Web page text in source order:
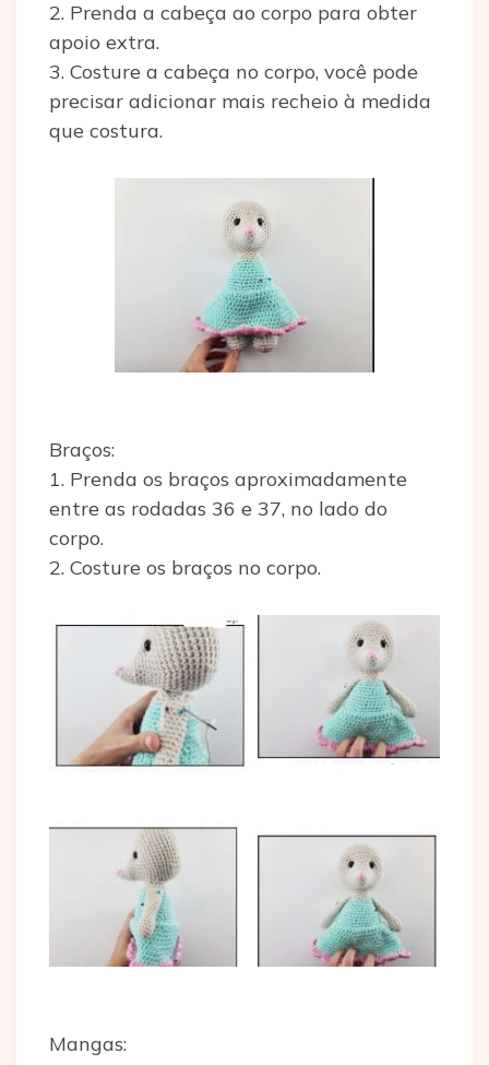
2. Prenda a cabeça ao corpo para obter
apoio extra.
3. Costure a cabeça no corpo, você pode
precisar adicionar mais recheio à medida
que costura.
Braços:
1. Prenda os braços aproximadamente
entre as rodadas 36 e 37, no lado do
corpo.
2. Costure os braços no corpo.
Mangas: